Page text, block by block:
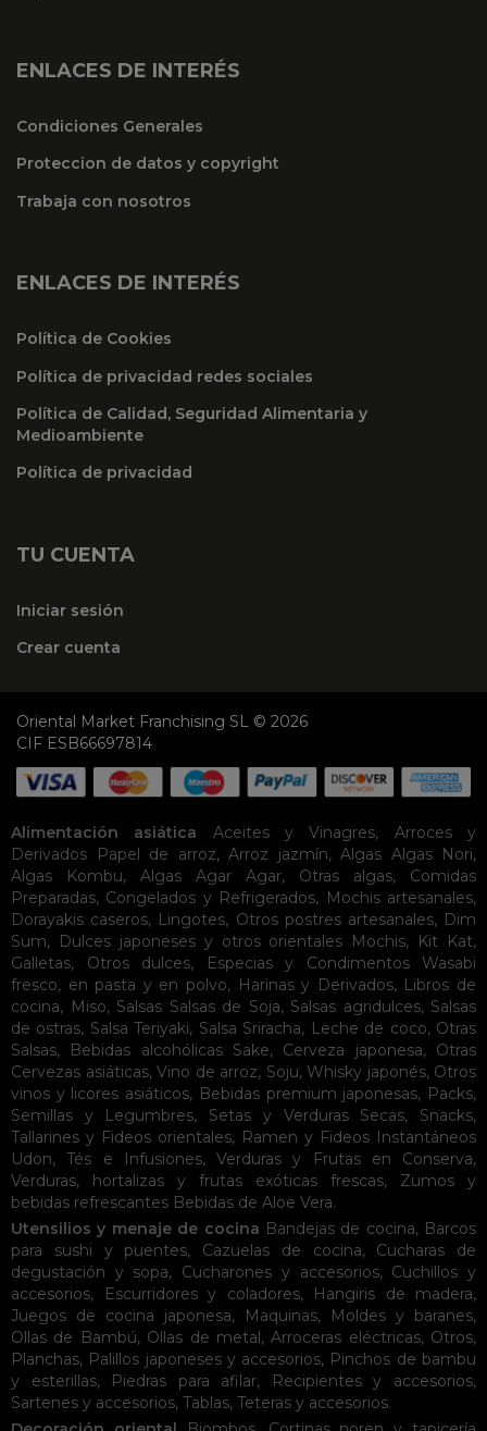
ENLACES DE INTERÉS
Condiciones Generales
Proteccion de datos y copyright
Trabaja con nosotros
ENLACES DE INTERÉS
Política de Cookies
Política de privacidad redes sociales
Política de Calidad, Seguridad Alimentaria y
Medioambiente
Política de privacidad
TU CUENTA
Iniciar sesión
Crear cuenta
Oriental Market Franchising SL © 2026
CIF ESB66697814
Alimentación asiática Aceites y Vinagres, Arroces y
Derivados
Papel de arroz, Arroz jazmín, Algas Algas Nori,
Algas Kombu, Algas Agar Agar, Otras algas, Comidas
Preparadas, Congelados y Refrigerados, Mochis artesanales,
Dorayakis caseros, Lingotes, Otros postres artesanales, Dim
Sum, Dulces japoneses y otros orientales Mochis, Kit Kat,
Galletas, Otros dulces, Especias y Condimentos
Wasabi
fresco, en pasta y en polvo, Harinas y Derivados, Libros de
cocina, Miso, Salsas Salsas de Soja, Salsas agridulces, Salsas
de ostras, Salsa Teriyaki, Salsa Sriracha, Leche de coco, Otras
Salsas, Bebidas alcohólicas Sake, Cerveza japonesa, Otras
Cervezas asiáticas, Vino de arroz, Soju, Whisky japonés, Otros
vinos y licores asiáticos, Bebidas premium japonesas, Packs,
Semillas y Legumbres, Setas y Verduras Secas, Snacks,
Tallarines y Fideos orientales, Ramen y Fideos Instantáneos
Udon,Tés e Infusiones, Verduras y Frutas en Conserva,
Verduras, hortalizas y frutas exóticas frescas, Zumos y
bebidas refrescantes Bebidas de Aloe Vera.
Utensilios y menaje de cocina Bandejas de cocina, Barcos
para sushi y puentes, Cazuelas de cocina, Cucharas de
degustación y sopa, Cucharones y accesorios, Cuchillos y
accesorios, Escurridores y coladores, Hangiris de madera,
Juegos de cocina japonesa, Maquinas, Moldes y baranes,
Ollas de Bambú, Ollas de metal,Arroceras eléctricas, Otros,
Planchas, Palillos japoneses y accesorios, Pinchos de bambu
y esterillas, Piedras para afilar, Recipientes y accesorios,
Sartenes y accesorios, Tablas, Teteras y accesorios.